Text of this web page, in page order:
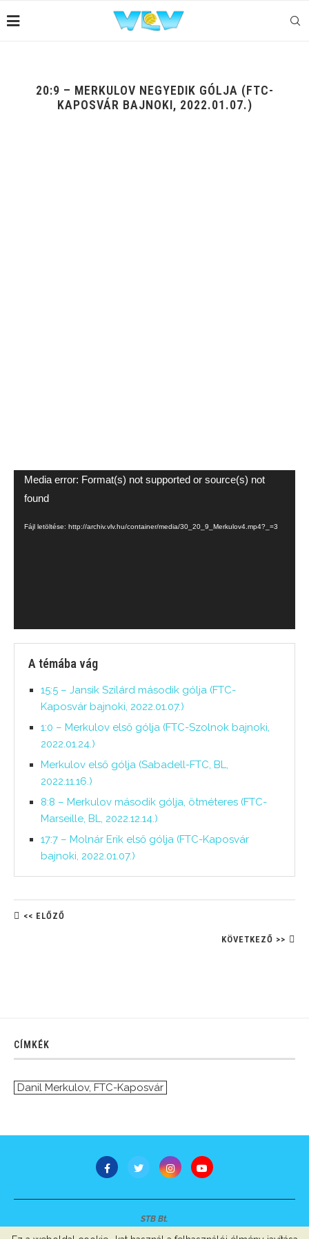
20:9 – MERKULOV NEGYEDIK GÓLJA (FTC-
KAPOSVÁR BAJNOKI, 2022.01.07.)
Videólejátszó
Media error: Format(s) not supported or source(s) not
found
Fájl letöltése: http://archiv.vlv.hu/container/media/30_20_9_Merkulov4.mp4?_=3
A témába vág
15:5 – Jansik Szilárd második gólja (FTC-
Kaposvár bajnoki, 2022.01.07.)
1:0 – Merkulov első gólja (FTC-Szolnok bajnoki,
2022.01.24.)
Merkulov első gólja (Sabadell-FTC, BL,
2022.11.16.)
8:8 – Merkulov második gólja, ötméteres (FTC-
Marseille, BL, 2022.12.14.)
17:7 – Molnár Erik első gólja (FTC-Kaposvár
bajnoki, 2022.01.07.)
<< ELŐZŐ
KÖVETKEZŐ >>
CÍMKÉK
Danil Merkulov, FTC-Kaposvár
STB Bt.
Minden jog fenntartva © 2007-2022